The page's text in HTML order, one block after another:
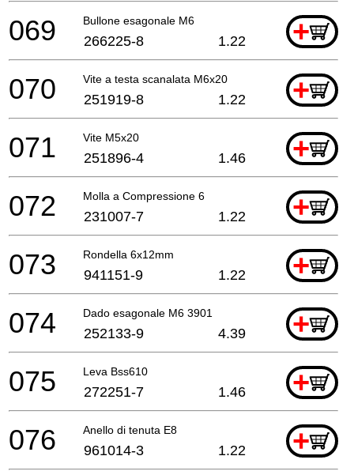
Bullone esagonale M6 +
069 266225-8 1.22
Vite a testa scanalata M6x20 +
070 251919-8 1.22
Vite M5x20 +
071 251896-4 1.46
Molla a Compressione 6 +
072 231007-7 1.22
Rondella 6x12mm +
073 941151-9 1.22
Dado esagonale M6 3901 +
074 252133-9 4.39
Leva Bss610 +
075 272251-7 1.46
Anello di tenuta E8 +
076 961014-3 1.22